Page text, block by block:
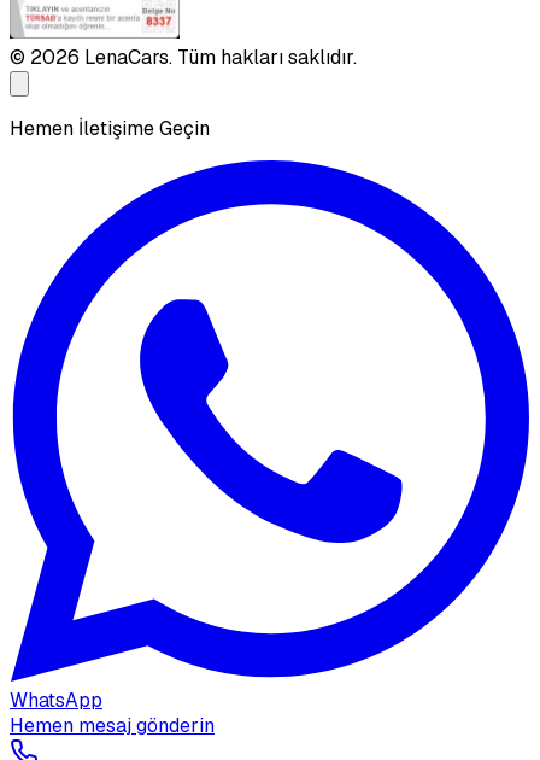
© 2026 LenaCars. Tüm hakları saklıdır.
Hemen İletişime Geçin
WhatsApp
Hemen mesaj gönderin